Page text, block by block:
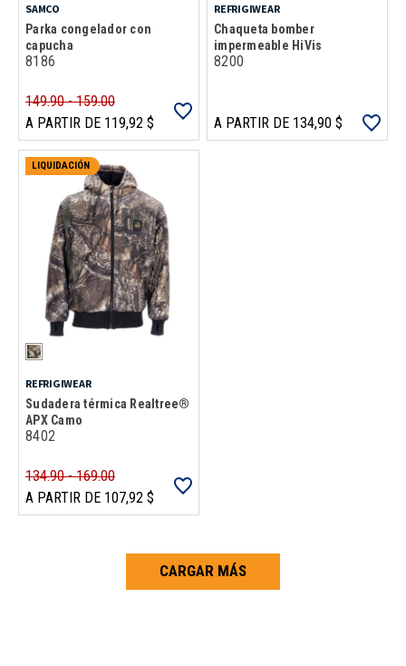
SAMCO
Parka congelador con
capucha
8186
149.90 - 159.00
A PARTIR DE 119,92 $
REFRIGIWEAR
Chaqueta bomber
impermeable HiVis
8200
A PARTIR DE 134,90 $
LIQUIDACIÓN
REFRIGIWEAR
Sudadera térmica Realtree®
APX Camo
8402
134.90 - 169.00
A PARTIR DE 107,92 $
CARGAR MÁS